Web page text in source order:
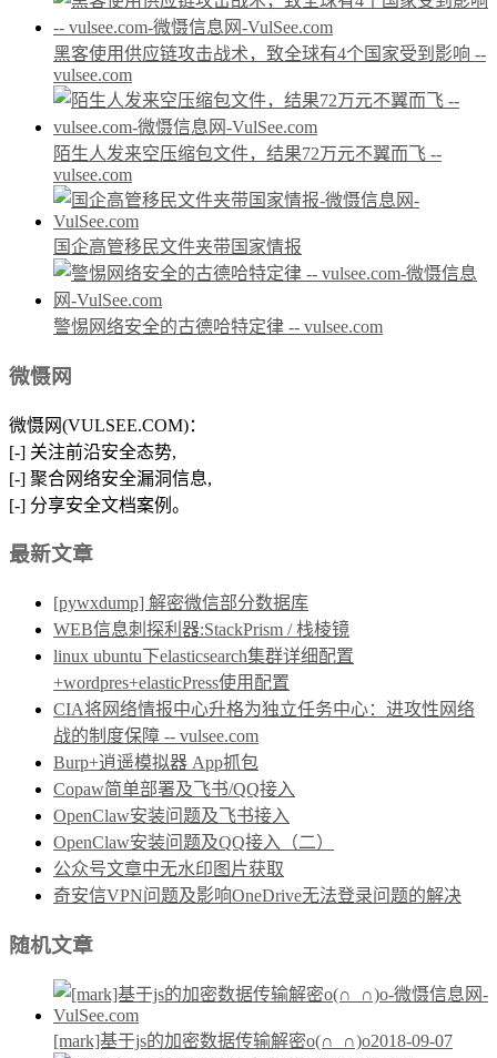
黑客使用供应链攻击战术，致全球有4个国家受到影响 --
vulsee.com
陌生人发来空压缩包文件，结果72万元不翼而飞 --
vulsee.com
国企高管移民文件夹带国家情报
警惕网络安全的古德哈特定律 -- vulsee.com
微慑网
微慑网(VULSEE.COM)：
[-] 关注前沿安全态势,
[-] 聚合网络安全漏洞信息,
[-] 分享安全文档案例。
最新文章
[pywxdump] 解密微信部分数据库
WEB信息刺探利器:StackPrism / 栈棱镜
linux ubuntu下elasticsearch集群详细配置
+wordpres+elasticPress使用配置
CIA将网络情报中心升格为独立任务中心：进攻性网络
战的制度保障 -- vulsee.com
Burp+逍遥模拟器 App抓包
Copaw简单部署及飞书/QQ接入
OpenClaw安装问题及飞书接入
OpenClaw安装问题及QQ接入（二）
公众号文章中无水印图片获取
奇安信VPN问题及影响OneDrive无法登录问题的解决
随机文章
[mark]基于js的加密数据传输解密o(∩_∩)o2018-09-07